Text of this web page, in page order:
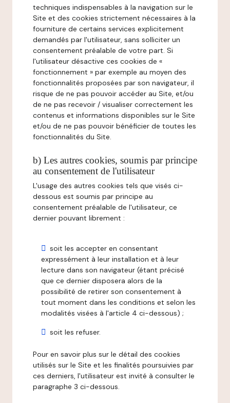
techniques indispensables à la navigation sur le
Site et des cookies strictement nécessaires à la
fourniture de certains services explicitement
demandés par l'utilisateur, sans solliciter un
consentement préalable de votre part. Si
l'utilisateur désactive ces cookies de «
fonctionnement » par exemple au moyen des
fonctionnalités proposées par son navigateur, il
risque de ne pas pouvoir accéder au Site, et/ou
de ne pas recevoir / visualiser correctement les
contenus et informations disponibles sur le Site
et/ou de ne pas pouvoir bénéficier de toutes les
fonctionnalités du Site.
b) Les autres cookies, soumis par principe
au consentement de l'utilisateur
L'usage des autres cookies tels que visés ci-
dessous est soumis par principe au
consentement préalable de l'utilisateur, ce
dernier pouvant librement :
soit les accepter en consentant
expressément à leur installation et à leur
lecture dans son navigateur (étant précisé
que ce dernier disposera alors de la
possibilité de retirer son consentement à
tout moment dans les conditions et selon les
modalités visées à l'article 4 ci-dessous) ;
soit les refuser.
Pour en savoir plus sur le détail des cookies
utilisés sur le Site et les finalités poursuivies par
ces derniers, l'utilisateur est invité à consulter le
paragraphe 3 ci-dessous.